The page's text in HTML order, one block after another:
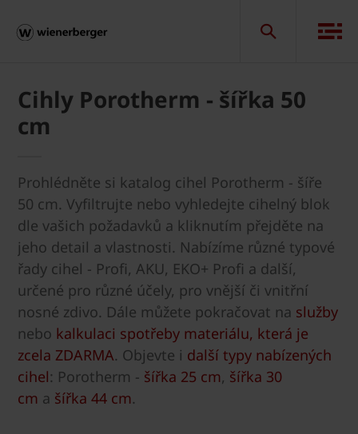
Cihly Porotherm - šířka 50
cm
Prohlédněte si katalog cihel Porotherm - šíře
50 cm. Vyfiltrujte nebo vyhledejte cihelný blok
dle vašich požadavků a kliknutím přejděte na
jeho detail a vlastnosti. Nabízíme různé typové
řady cihel - Profi, AKU, EKO+ Profi a další,
určené pro různé účely, pro vnější či vnitřní
nosné zdivo. Dále můžete pokračovat na služby
nebo kalkulaci spotřeby materiálu, která je
zcela ZDARMA. Objevte i další typy nabízených
cihel: Porotherm - šířka 25 cm, šířka 30
cm a šířka 44 cm.